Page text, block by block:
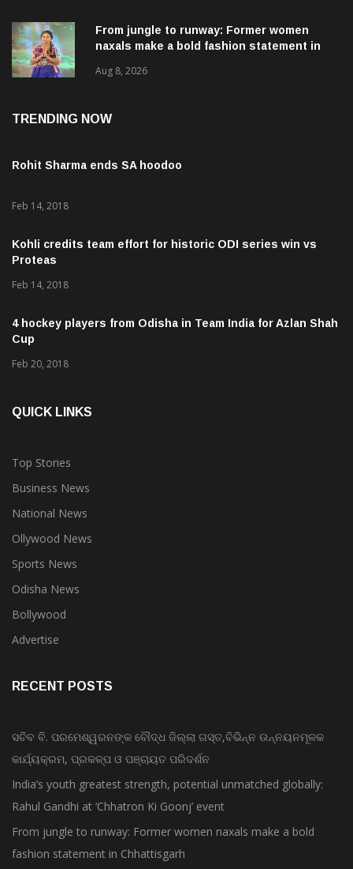
From jungle to runway: Former women
naxals make a bold fashion statement in
Aug 8, 2026
TRENDING NOW
Rohit Sharma ends SA hoodoo
Feb 14, 2018
Kohli credits team effort for historic ODI series win vs
Proteas
Feb 14, 2018
4 hockey players from Odisha in Team India for Azlan Shah
Cup
Feb 20, 2018
QUICK LINKS
Top Stories
Business News
National News
Ollywood News
Sports News
Odisha News
Bollywood
Advertise
RECENT POSTS
ସଚିବ ବି. ପରମେଶ୍ୱରନଙ୍କ ବୌଦ୍ଧ ଜିଲ୍ଲା ଗସ୍ତ,ବିଭିନ୍ନ ଉନ୍ନୟନମୂଳକ
କାର୍ଯ୍ୟକ୍ରମ, ପ୍ରକଳ୍ପ ଓ ପଞ୍ଚାୟତ ପରିଦର୍ଶନ
India’s youth greatest strength, potential unmatched globally:
Rahul Gandhi at ‘Chhatron Ki Goonj’ event
From jungle to runway: Former women naxals make a bold
fashion statement in Chhattisgarh